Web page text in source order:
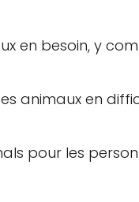
en besoin, y
animaux en
pour les